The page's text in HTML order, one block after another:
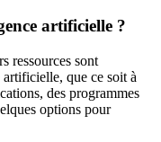
artificielle ?
ressources sont
que ce soit à
des programmes
options pour